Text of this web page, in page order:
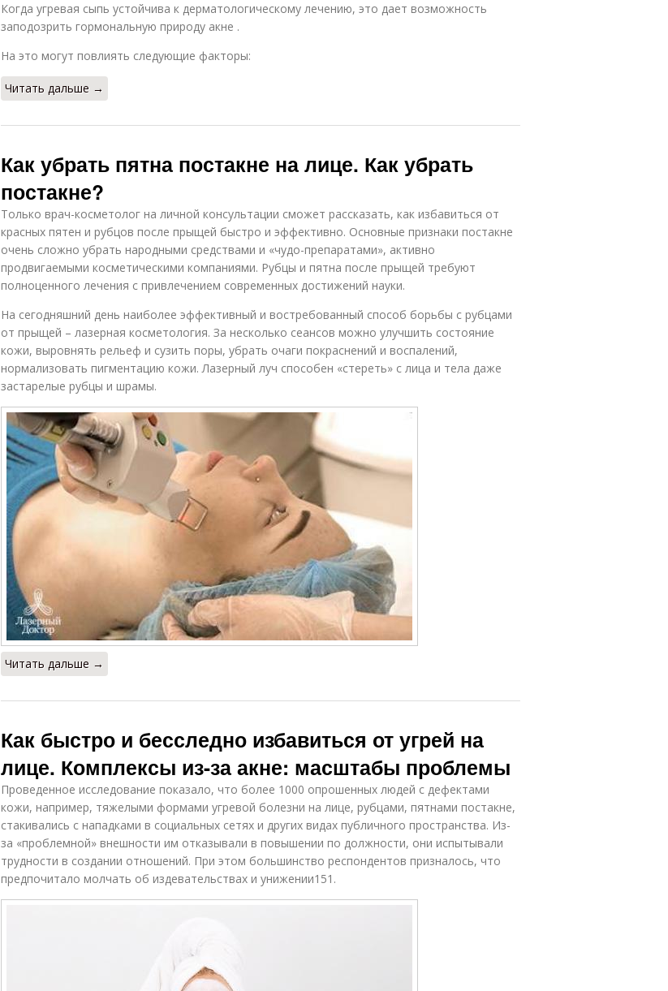
Когда угревая сыпь устойчива к дерматологическому лечению, это дает возможность
заподозрить гормональную природу акне .
На это могут повлиять следующие факторы:
Читать дальше →
Как убрать пятна постакне на лице. Как убрать
постакне?
Только врач-косметолог на личной консультации сможет рассказать, как избавиться от
красных пятен и рубцов после прыщей быстро и эффективно. Основные признаки постакне
очень сложно убрать народными средствами и «чудо-препаратами», активно
продвигаемыми косметическими компаниями. Рубцы и пятна после прыщей требуют
полноценного лечения с привлечением современных достижений науки.
На сегодняшний день наиболее эффективный и востребованный способ борьбы с рубцами
от прыщей – лазерная косметология. За несколько сеансов можно улучшить состояние
кожи, выровнять рельеф и сузить поры, убрать очаги покраснений и воспалений,
нормализовать пигментацию кожи. Лазерный луч способен «стереть» с лица и тела даже
застарелые рубцы и шрамы.
Читать дальше →
Как быстро и бесследно избавиться от угрей на
лице. Комплексы из-за акне: масштабы проблемы
Проведенное исследование показало, что более 1000 опрошенных людей с дефектами
кожи, например, тяжелыми формами угревой болезни на лице, рубцами, пятнами постакне,
стакивались с нападками в социальных сетях и других видах публичного пространства. Из-
за «проблемной» внешности им отказывали в повышении по должности, они испытывали
трудности в создании отношений. При этом большинство респондентов призналось, что
предпочитало молчать об издевательствах и унижении151.